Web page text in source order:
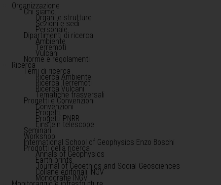
Organizzazione
Chi siamo
Organi e strutture
Sezioni e sedi
Personale
Dipartimenti di ricerca
Ambiente
Terremoti
Vulcani
Norme e regolamenti
Ricerca
Temi di ricerca
Ricerca Ambiente
Ricerca Terremoti
Ricerca Vulcani
Tematiche trasversali
Progetti e Convenzioni
Convenzioni
Progetti
Progetti PNRR
Einstein telescope
Seminari
Workshop
International School of Geophysics Enzo Boschi
Prodotti della ricerca
Annals of Geophysics
Earth-prints
Journal of Geoethics and Social Geosciences
Collane editoriali INGV
Monografie INGV